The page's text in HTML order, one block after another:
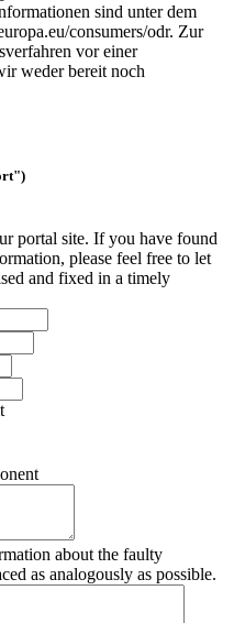
sind unter dem
consumers/odr. Zur
vor einer
weder bereit noch
portal site. If you have found
please feel free to let
and fixed in a timely
about the faulty
as analogously as possible.